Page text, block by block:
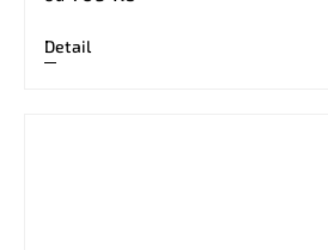
Detail